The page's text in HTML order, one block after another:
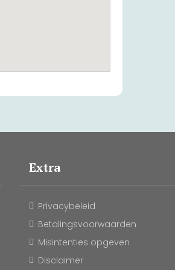
Extra
Privacybeleid
Betalingsvoorwaarden
Misintenties opgeven
Disclaimer